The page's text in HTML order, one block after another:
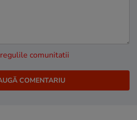
regulile comunitatii